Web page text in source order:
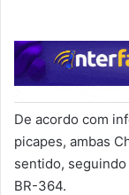
De acordo com
picapes, ambas
sentido,
BR-364.